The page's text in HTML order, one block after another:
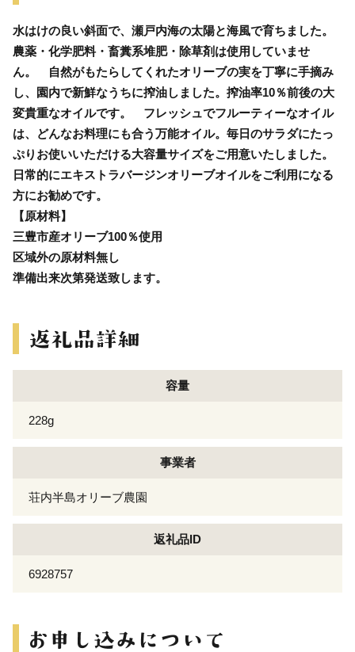
水はけの良い斜面で、瀬戸内海の太陽と海風で育ちました。
農薬・化学肥料・畜糞系堆肥・除草剤は使用していませ
ん。 自然がもたらしてくれたオリーブの実を丁寧に手摘み
し、園内で新鮮なうちに搾油しました。搾油率10％前後の大
変貴重なオイルです。 フレッシュでフルーティーなオイル
は、どんなお料理にも合う万能オイル。毎日のサラダにたっ
ぷりお使いいただける大容量サイズをご用意いたしました。
日常的にエキストラバージンオリーブオイルをご利用になる
方にお勧めです。
【原材料】
三豊市産オリーブ100％使用
区域外の原材料無し
準備出来次第発送致します。
容量
228g
事業者
荘内半島オリーブ農園
返礼品ID
6928757